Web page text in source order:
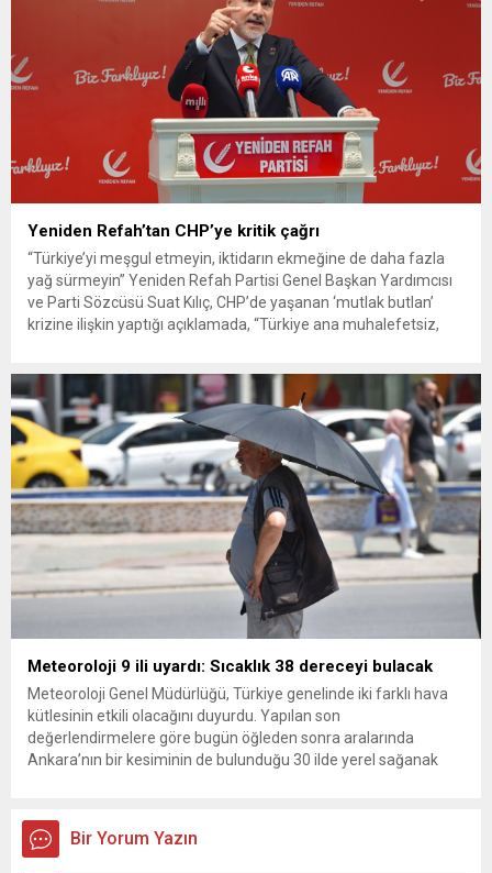
Yeniden Refah’tan CHP’ye kritik çağrı
“Türkiye’yi meşgul etmeyin, iktidarın ekmeğine de daha fazla
yağ sürmeyin” Yeniden Refah Partisi Genel Başkan Yardımcısı
ve Parti Sözcüsü Suat Kılıç, CHP’de yaşanan ‘mutlak butlan’
krizine ilişkin yaptığı açıklamada, “Türkiye ana muhalefetsiz,
olun. Türkiye’yi...
Meteoroloji 9 ili uyardı: Sıcaklık 38 dereceyi bulacak
Meteoroloji Genel Müdürlüğü, Türkiye genelinde iki farklı hava
kütlesinin etkili olacağını duyurdu. Yapılan son
değerlendirmelere göre bugün öğleden sonra aralarında
Ankara’nın bir kesiminin de bulunduğu 30 ilde yerel sağanak
üzerine çıkarak yaz değerlerine ulaşacak. Ayrıca...
Bir Yorum Yazın